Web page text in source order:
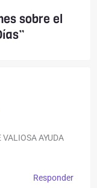
sobre el
AYUDA
Responder